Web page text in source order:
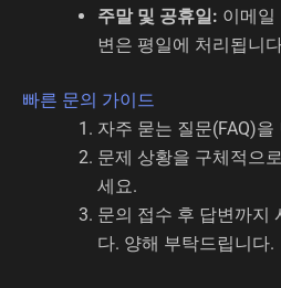
주말 및 공휴일: 이메일
변은 평일에 처리됩니
빠른 문의 가이드
자주 묻는 질문(FAQ)
문제 상황을 구체적으
세요.
문의 접수 후 답변까지
다. 양해 부탁드립니다.